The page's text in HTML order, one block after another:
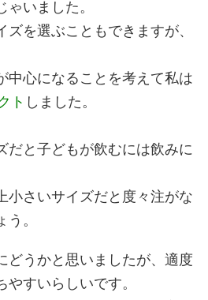
いました。
を選ぶこともできますが、
中心になることを考えて私は
ト しました。
だと子どもが飲むには飲みに
小さいサイズだと度々注がな
。
どうかと思いましたが、適度
すいらしいです。